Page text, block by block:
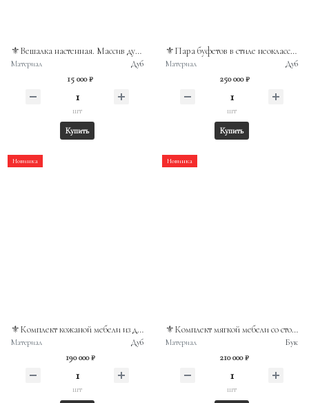
⚜️Вешалка настенная. Массив дуба. Бельгия, XXв.
Материал Дуб
15 000 ₽
шт
Купить
⚜️Пара буфетов в стиле неоклассицизм. Массив дуба, бронза, яшма. Франция, конец XIXв.
Материал Дуб
250 000 ₽
шт
Купить
Новинка
⚜️Комплект кожаной мебели из двух кресел и дивана. Дуб, кожа, с элементами барокко. Европа, вторая половина XXв.
Материал Дуб
190 000 ₽
шт
Новинка
⚜️Комплект мягкой мебели со столом. В стиле неоклассицизм. Франция, вторая половина XIXв.
Материал Бук
210 000 ₽
шт